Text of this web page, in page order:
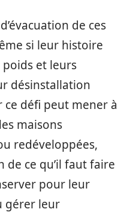
de ces
si leur histoire
et leurs
désinstallation
défi peut mener à
maisons
redéveloppées,
de ce qu’il faut faire
pour leur
gérer leur